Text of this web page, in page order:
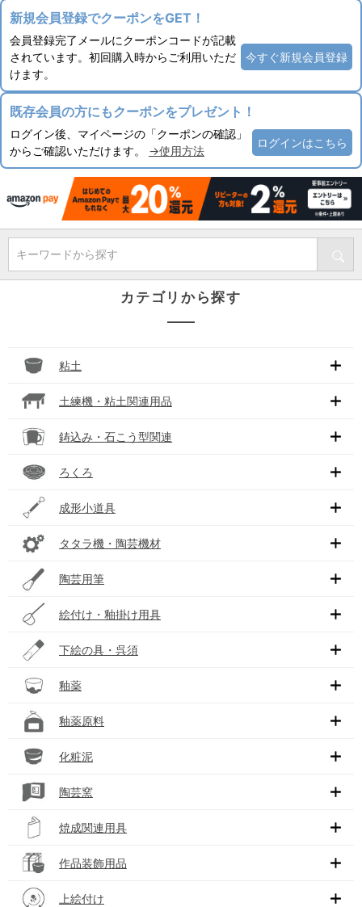
新規会員登録でクーポンをGET！
会員登録完了メールにクーポンコードが記載
されています。初回購入時からご利用いただ
けます。
今すぐ新規会員登録
既存会員の方にもクーポンをプレゼント！
ログイン後、マイページの「クーポンの確認」
からご確認いただけます。 →使用方法
ログインはこちら
キーワードから探す
カテゴリから探す
粘土
土練機・粘土関連用品
鋳込み・石こう型関連
ろくろ
成形小道具
タタラ機・陶芸機材
陶芸用筆
絵付け・釉掛け用具
下絵の具・呉須
釉薬
釉薬原料
化粧泥
陶芸窯
焼成関連用具
作品装飾用品
上絵付け